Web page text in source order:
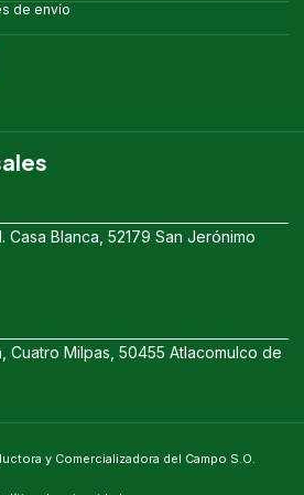
de envío
Casa Blanca, 52179 San Jerónimo
Cuatro Milpas, 50455 Atlacomulco de
y Comercializadora del Campo S.O.